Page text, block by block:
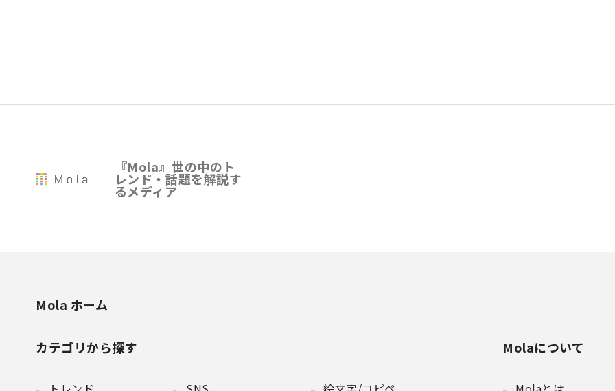
『Mola』世の中のト
レンド・話題を解説す
るメディア
Mola ホーム
カテゴリから探す Molaについて